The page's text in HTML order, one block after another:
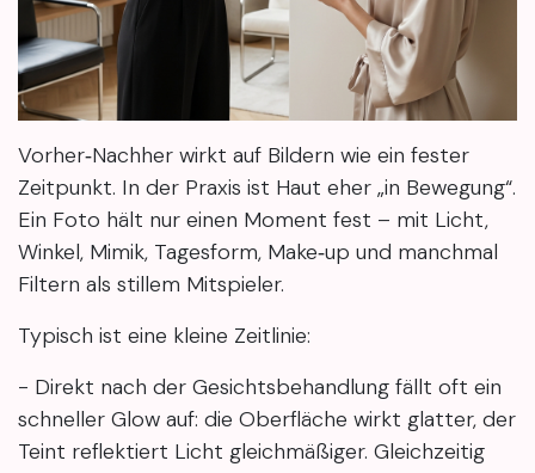
Vorher‑Nachher wirkt auf Bildern wie ein fester
Zeitpunkt. In der Praxis ist Haut eher „in Bewegung“.
Ein Foto hält nur einen Moment fest – mit Licht,
Winkel, Mimik, Tagesform, Make‑up und manchmal
Filtern als stillem Mitspieler.
Typisch ist eine kleine Zeitlinie:
- Direkt nach der Gesichtsbehandlung fällt oft ein
schneller Glow auf: die Oberfläche wirkt glatter, der
Teint reflektiert Licht gleichmäßiger. Gleichzeitig